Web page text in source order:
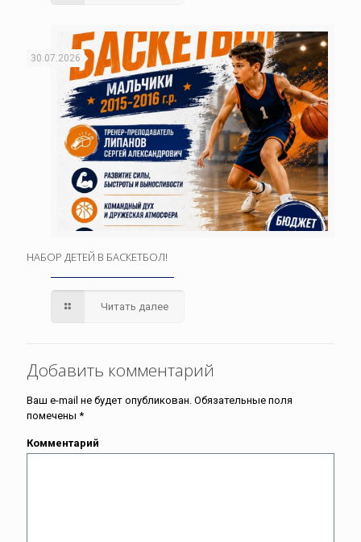
30.07.2026
НАБОР ДЕТЕЙ В БАСКЕТБОЛ!
Читать далее
Добавить комментарий
Ваш e-mail не будет опубликован. Обязательные поля
помечены *
Комментарий